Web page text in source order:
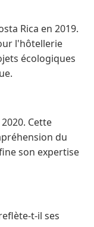
Rica en 2019.
l'hôtellerie
écologiques
Cette
du
son expertise
t-il ses